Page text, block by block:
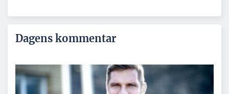
Dagens kommentar